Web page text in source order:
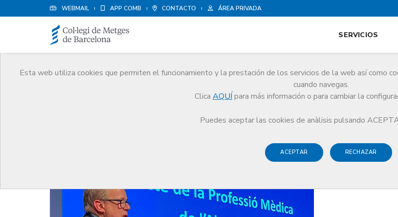
WEBMAIL APP COMB CONTACTO ÁREA PRIVADA
Esta web utiliza cookies que permiten el funcionamiento y la prestación de los servicios de la web así como
cuando navegas.
Clica AQUÍ para más información o para cambiar la
Puedes aceptar las cookies de anàlisis pulsando
ACEPTAR RECHAZAR
SERVICIOS
La Junta Comarcal del Alt Penedès del Colegio de Médicos celebra el Acto de la